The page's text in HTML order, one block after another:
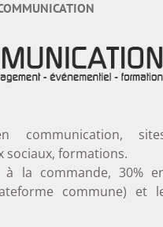
communication,
sociaux, formations.
à la commande, 30%
commune) et